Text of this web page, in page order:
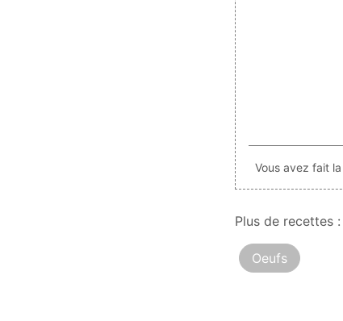
Vous avez fait
Plus de recettes :
Oeufs